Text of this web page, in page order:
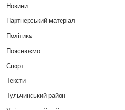
Новини
Партнерський матеріал
Політика
Пояснюємо
Спорт
Тексти
Тульчинський район